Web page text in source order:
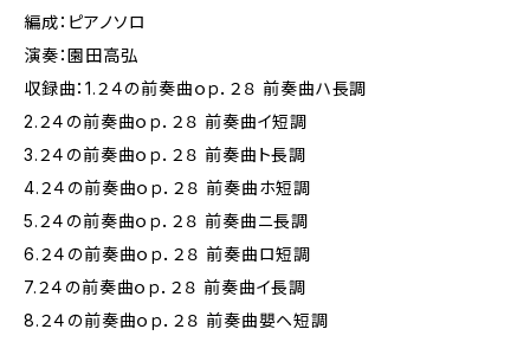
編成：ピアノソロ
演奏：園田高弘
収録曲：1.２４の前奏曲ｏｐ．２８ 前奏曲ハ長調
2.２４の前奏曲ｏｐ．２８ 前奏曲イ短調
3.２４の前奏曲ｏｐ．２８ 前奏曲ト長調
4.２４の前奏曲ｏｐ．２８ 前奏曲ホ短調
5.２４の前奏曲ｏｐ．２８ 前奏曲ニ長調
6.２４の前奏曲ｏｐ．２８ 前奏曲ロ短調
7.２４の前奏曲ｏｐ．２８ 前奏曲イ長調
8.２４の前奏曲ｏｐ．２８ 前奏曲嬰ヘ短調